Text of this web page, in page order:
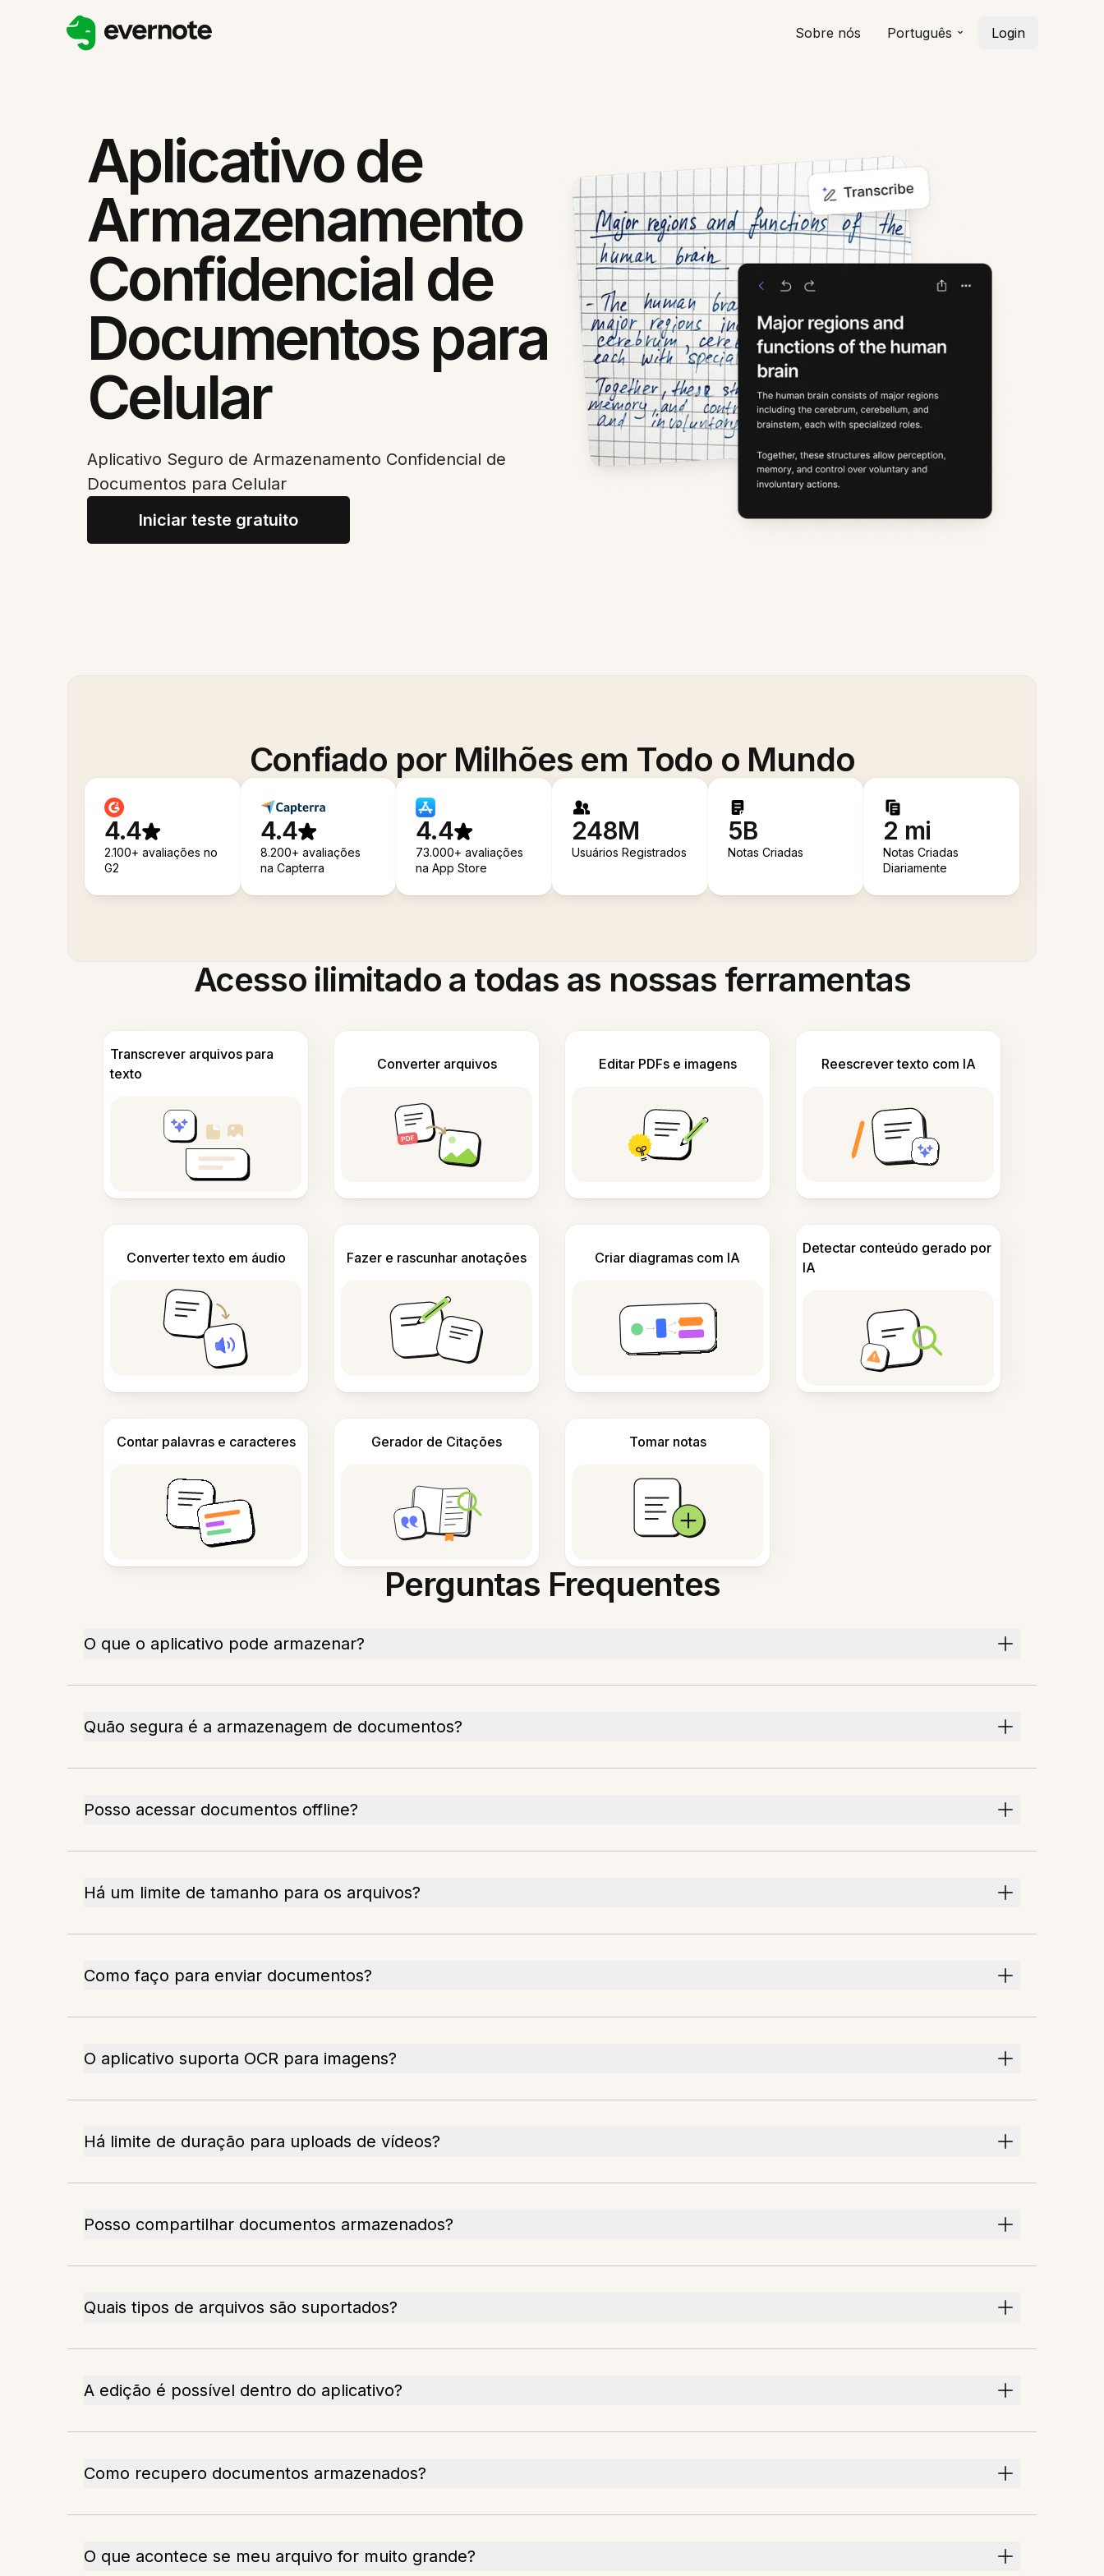
Sobre nós Português Login
Aplicativo de
Armazenamento
Confidencial de
Documentos para
Celular
Aplicativo Seguro de Armazenamento Confidencial de
Documentos para Celular
Iniciar teste gratuito
Confiado por Milhões em Todo o Mundo
4.4
2.100+ avaliações no
G2
4.4
8.200+ avaliações
na Capterra
4.4
73.000+ avaliações
na App Store
248M
Usuários Registrados
5B
Notas Criadas
2 mi
Notas Criadas
Diariamente
Acesso ilimitado a todas as nossas ferramentas
Transcrever arquivos para
texto
Converter arquivos Editar PDFs e imagens Reescrever texto com IA
Converter texto em áudio Fazer e rascunhar anotações Criar diagramas com IA
Detectar conteúdo gerado por
IA
Contar palavras e caracteres Gerador de Citações Tomar notas
Perguntas Frequentes
O que o aplicativo pode armazenar?
Quão segura é a armazenagem de documentos?
Posso acessar documentos offline?
Há um limite de tamanho para os arquivos?
Como faço para enviar documentos?
O aplicativo suporta OCR para imagens?
Há limite de duração para uploads de vídeos?
Posso compartilhar documentos armazenados?
Quais tipos de arquivos são suportados?
A edição é possível dentro do aplicativo?
Como recupero documentos armazenados?
O que acontece se meu arquivo for muito grande?